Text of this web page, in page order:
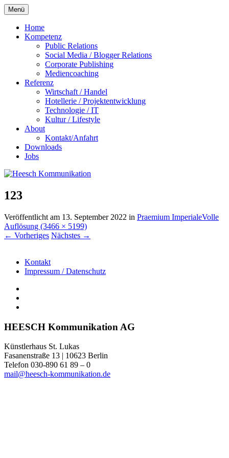
Menü Zum
Inhalt
springen
Home
Kompetenz
Public Relations
Social Media / Blogger Relations
Corporate Publishing
Mediencoaching
Referenz
Wirtschaft / Handel
Hotellerie / Projektentwicklung
Technologie / IT
Kultur / Lifestyle
About
Kontakt/Anfahrt
Downloads
Jobs
123
Veröffentlicht am 13. September 2022 in Praemium ImperialeVolle
Auflösung (3466 × 5199)
← Vorheriges Nächstes →
Kontakt
Impressum / Datenschutz
HEESCH Kommunikation AG
Künstlerhaus St. Lukas
Fasanenstraße 13 | 10623 Berlin
Telefon 030-890 61 89 – 0
mail@heesch-kommunikation.de